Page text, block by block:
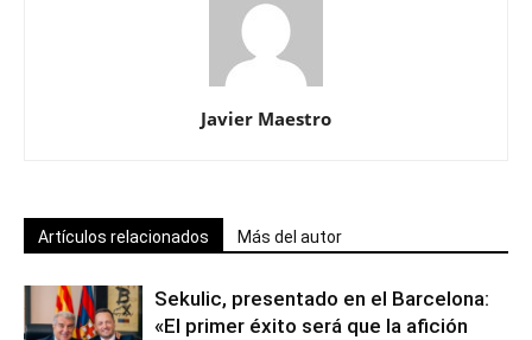
Javier Maestro
Artículos relacionados Más del autor
Sekulic, presentado en el Barcelona:
«El primer éxito será que la afición